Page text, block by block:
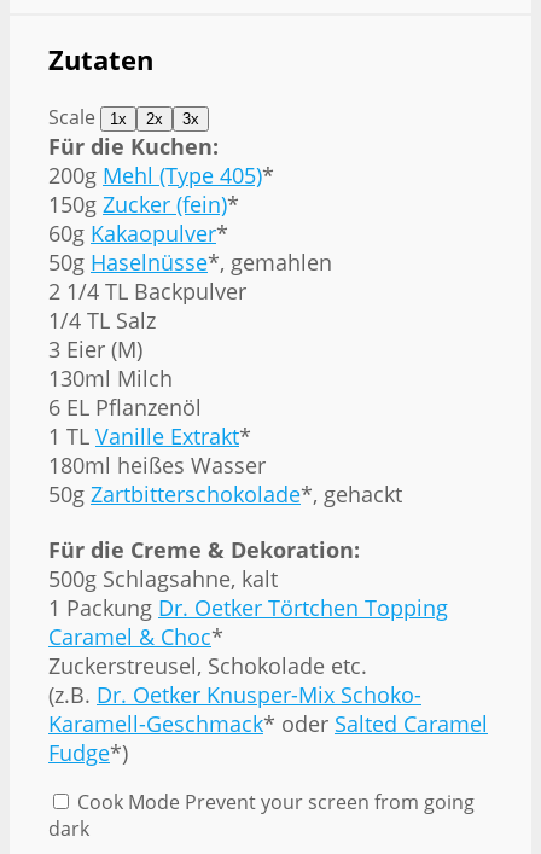
Zutaten
Scale 1x 2x 3x
Für die Kuchen:
200g Mehl (Type 405)*
150g Zucker (fein)*
60g Kakaopulver*
50g Haselnüsse*, gemahlen
2 1/4 TL Backpulver
1/4 TL Salz
3 Eier (M)
130ml Milch
6 EL Pflanzenöl
1 TL Vanille Extrakt*
180ml heißes Wasser
50g Zartbitterschokolade*, gehackt
Für die Creme & Dekoration:
500g Schlagsahne, kalt
1 Packung Dr. Oetker Törtchen Topping
Caramel & Choc*
Zuckerstreusel, Schokolade etc.
(z.B. Dr. Oetker Knusper-Mix Schoko-
Karamell-Geschmack* oder Salted Caramel
Fudge*)
Cook Mode Prevent your screen from going
dark